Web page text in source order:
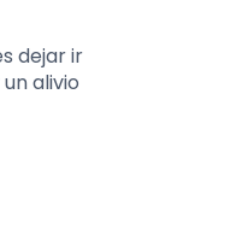
dejar ir
alivio